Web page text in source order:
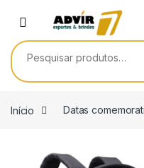
Pesquisar por:
Início Datas